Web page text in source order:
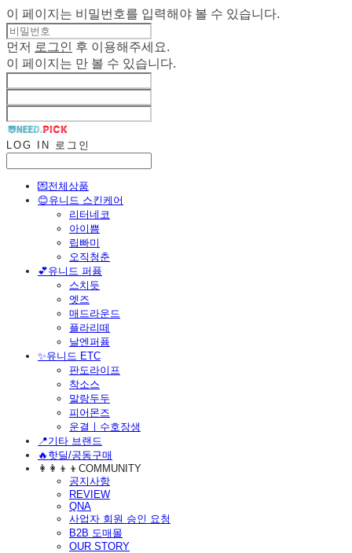
이 페이지는 비밀번호를 입력해야 볼 수 있습니다.
먼저 로그인
후 이용해주세요.
이 페이지는 만 볼 수 있습니다.
LOG IN 로그인
💌전체상품
😊유니드 스킨케어
리터네코
아이쁨
립빠미
오직청춘
💕유니드 퍼퓸
스치듯
엣즈
매드라운드
플라리떼
날엔퍼퓸
​✨유니드 ETC
판도라이프
착소스
말랑두두
피어몬즈
운결ㅣ수호장생
📍기타 브랜드
🔥핫딜/공동구매
👩‍👩‍👦‍👦COMMUNITY
공지사항
REVIEW
QNA
사업자 회원 승인 요청
B2B 도매몰
OUR STORY